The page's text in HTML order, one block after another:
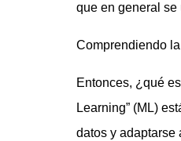
que en general se
Comprendiendo
Entonces, ¿qué
Learning” (ML)
datos y adaptarse